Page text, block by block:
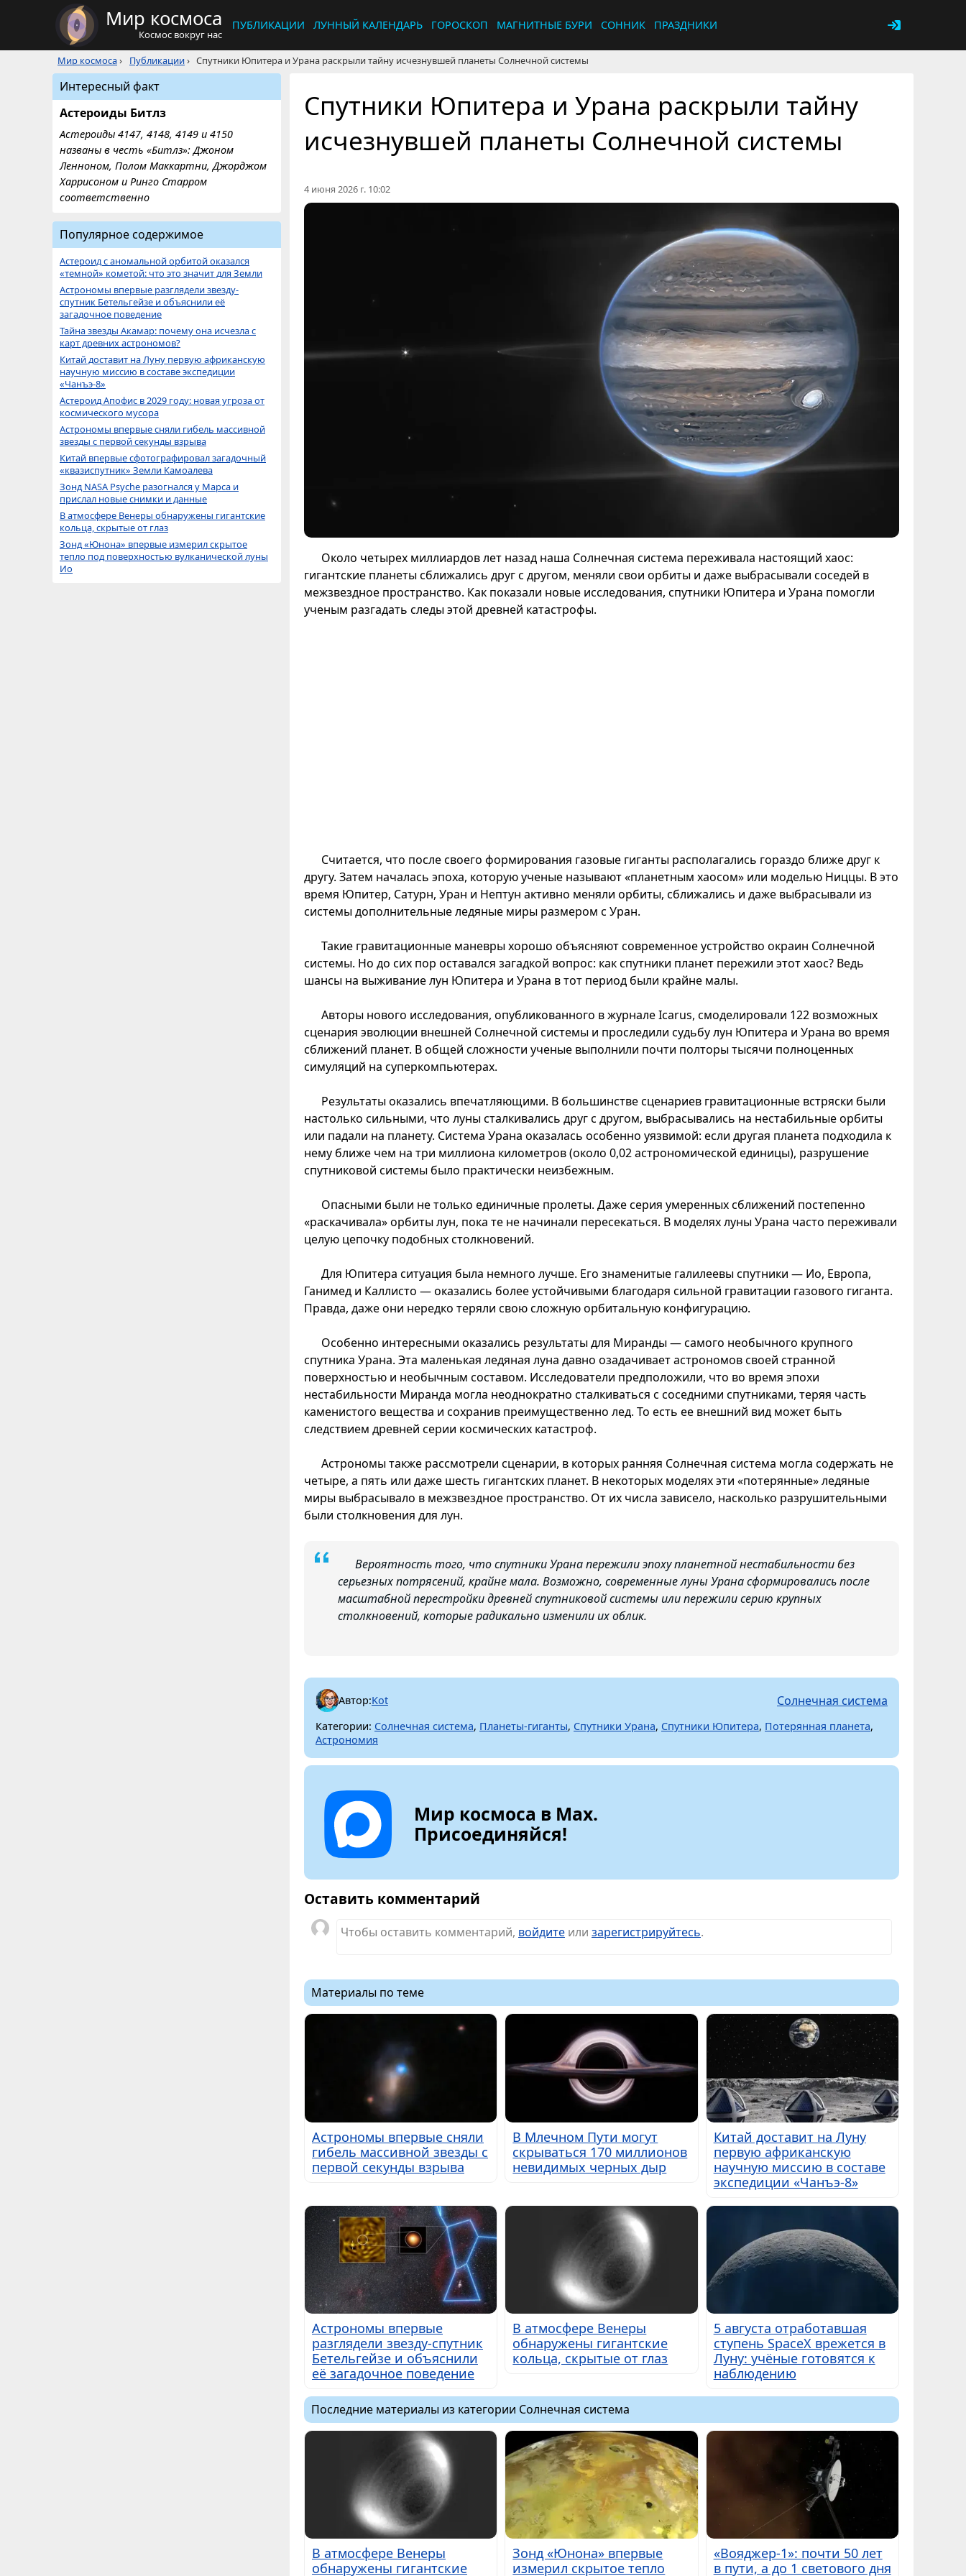
Мир космоса
Космос вокруг нас
ПУБЛИКАЦИИ ЛУННЫЙ КАЛЕНДАРЬ ГОРОСКОП МАГНИТНЫЕ БУРИ СОННИК ПРАЗДНИКИ
Мир космоса› Публикации› Спутники Юпитера и Урана раскрыли тайну исчезнувшей планеты Солнечной системы
Спутники Юпитера и Урана раскрыли тайну
исчезнувшей планеты Солнечной системы
4 июня 2026 г. 10:02
Около четырех миллиардов лет назад наша Солнечная система переживала настоящий хаос:
гигантские планеты сближались друг с другом, меняли свои орбиты и даже выбрасывали соседей в
межзвездное пространство. Как показали новые исследования, спутники Юпитера и Урана помогли
ученым разгадать следы этой древней катастрофы.
Считается, что после своего формирования газовые гиганты располагались гораздо ближе друг к
другу. Затем началась эпоха, которую ученые называют «планетным хаосом» или моделью Ниццы. В это
время Юпитер, Сатурн, Уран и Нептун активно меняли орбиты, сближались и даже выбрасывали из
системы дополнительные ледяные миры размером с Уран.
Такие гравитационные маневры хорошо объясняют современное устройство окраин Солнечной
системы. Но до сих пор оставался загадкой вопрос: как спутники планет пережили этот хаос? Ведь
шансы на выживание лун Юпитера и Урана в тот период были крайне малы.
Авторы нового исследования, опубликованного в журнале Icarus, смоделировали 122 возможных
сценария эволюции внешней Солнечной системы и проследили судьбу лун Юпитера и Урана во время
сближений планет. В общей сложности ученые выполнили почти полторы тысячи полноценных
симуляций на суперкомпьютерах.
Результаты оказались впечатляющими. В большинстве сценариев гравитационные встряски были
настолько сильными, что луны сталкивались друг с другом, выбрасывались на нестабильные орбиты
или падали на планету. Система Урана оказалась особенно уязвимой: если другая планета подходила к
нему ближе чем на три миллиона километров (около 0,02 астрономической единицы), разрушение
спутниковой системы было практически неизбежным.
Опасными были не только единичные пролеты. Даже серия умеренных сближений постепенно
«раскачивала» орбиты лун, пока те не начинали пересекаться. В моделях луны Урана часто переживали
целую цепочку подобных столкновений.
Для Юпитера ситуация была немного лучше. Его знаменитые галилеевы спутники — Ио, Европа,
Ганимед и Каллисто — оказались более устойчивыми благодаря сильной гравитации газового гиганта.
Правда, даже они нередко теряли свою сложную орбитальную конфигурацию.
Особенно интересными оказались результаты для Миранды — самого необычного крупного
спутника Урана. Эта маленькая ледяная луна давно озадачивает астрономов своей странной
поверхностью и необычным составом. Исследователи предположили, что во время эпохи
нестабильности Миранда могла неоднократно сталкиваться с соседними спутниками, теряя часть
каменистого вещества и сохранив преимущественно лед. То есть ее внешний вид может быть
следствием древней серии космических катастроф.
Астрономы также рассмотрели сценарии, в которых ранняя Солнечная система могла содержать не
четыре, а пять или даже шесть гигантских планет. В некоторых моделях эти «потерянные» ледяные
миры выбрасывало в межзвездное пространство. От их числа зависело, насколько разрушительными
были столкновения для лун.
Вероятность того, что спутники Урана пережили эпоху планетной нестабильности без
серьезных потрясений, крайне мала. Возможно, современные луны Урана сформировались после
масштабной перестройки древней спутниковой системы или пережили серию крупных
столкновений, которые радикально изменили их облик.
Автор:Kot Солнечная система
Категории: Солнечная система, Планеты-гиганты, Спутники Урана, Спутники Юпитера, Потерянная планета,
Астрономия
Мир космоса в Max.
Присоединяйся!
Оставить комментарий
Чтобы оставить комментарий, войдите или зарегистрируйтесь.
Материалы по теме
Астрономы впервые сняли
гибель массивной звезды с
первой секунды взрыва
В Млечном Пути могут
скрываться 170 миллионов
невидимых черных дыр
Китай доставит на Луну
первую африканскую
научную миссию в составе
экспедиции «Чанъэ-8»
Астрономы впервые
разглядели звезду-спутник
Бетельгейзе и объяснили
её загадочное поведение
В атмосфере Венеры
обнаружены гигантские
кольца, скрытые от глаз
5 августа отработавшая
ступень SpaceX врежется в
Луну: учёные готовятся к
наблюдению
Последние материалы из категории Солнечная система
В атмосфере Венеры
обнаружены гигантские
Зонд «Юнона» впервые
измерил скрытое тепло
«Вояджер-1»: почти 50 лет
в пути, а до 1 светового дня
Интересный факт
Астероиды Битлз
Астероиды 4147, 4148, 4149 и 4150
названы в честь «Битлз»: Джоном
Ленноном, Полом Маккартни, Джорджом
Харрисоном и Ринго Старром
соответственно
Популярное содержимое
Астероид с аномальной орбитой оказался
«темной» кометой: что это значит для Земли
Астрономы впервые разглядели звезду-
спутник Бетельгейзе и объяснили её
загадочное поведение
Тайна звезды Акамар: почему она исчезла с
карт древних астрономов?
Китай доставит на Луну первую африканскую
научную миссию в составе экспедиции
«Чанъэ-8»
Астероид Апофис в 2029 году: новая угроза от
космического мусора
Астрономы впервые сняли гибель массивной
звезды с первой секунды взрыва
Китай впервые сфотографировал загадочный
«квазиспутник» Земли Камоалева
Зонд NASA Psyche разогнался у Марса и
прислал новые снимки и данные
В атмосфере Венеры обнаружены гигантские
кольца, скрытые от глаз
Зонд «Юнона» впервые измерил скрытое
тепло под поверхностью вулканической луны
Ио